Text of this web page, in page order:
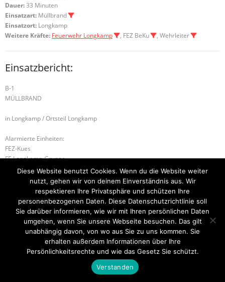
Dauer:33 Minuten
Einsatzart: Müllbrand
Einsatzort: Longkamp
Weitere Kräfte: Feuerwehr Longkamp , FEZ BeKu , Wehrleiter
Einsatzbericht:
B-1
MÜLLBRAND
in Longkamp / Ortsteil Longkamp
Alarmierte Einheiten:
FEZ-Kues
FF-Longkamp-Gruppe
BeKu WL
S-1 SONDERLAGE H-1 EINFACHE HILFELEISTUNG
Startseite Einsätze Mitglied werden Über uns
Bilder
Kontakt
Theme byThink Up Themes Ltd. Powered byWordPress.
Diese Website benutzt Cookies. Wenn du die Website weiter
nutzt, gehen wir von deinem Einverständnis aus. Wir
respektieren Ihre Privatsphäre und schützen Ihre
personenbezogenen Daten. Diese Datenschutzrichtlinie soll
Sie darüber informieren, wie wir mit Ihren persönlichen Daten
umgehen, wenn Sie unsere Webseite besuchen. Das gilt
unabhängig davon, von wo aus Sie zu uns kommen. Sie
erhalten außerdem Informationen über Ihre
Persönlichkeitsrechte und wie das Gesetz Sie schützt.
Verstanden